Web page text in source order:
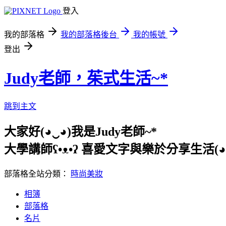
登入
我的部落格 我的部落格後台
我的帳號
登出
Judy老師，茱式生活~*
跳到主文
大家好(◕‿◕)我是Judy老師~*
大學講師ʕ•ᴥ•ʔ 喜愛文字與樂於分享生活
部落格全站分類： 時尚美妝
相簿
部落格
名片